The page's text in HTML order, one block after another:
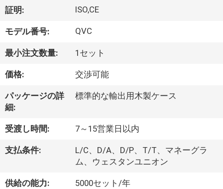
ト
シ
ョ
ー
私
達
に
証明: ISO,CE
モデル番号: QVC
最小注文数量: 1セット
価格: 交渉可能
パッケージの詳
細:
標準的な輸出用木製ケース
受渡し時間: 7～15営業日以内
支払条件:
L/C、D/A、D/P、T/T、マネーグラ
ム、ウェスタンユニオン
供給の能力: 5000セット/年